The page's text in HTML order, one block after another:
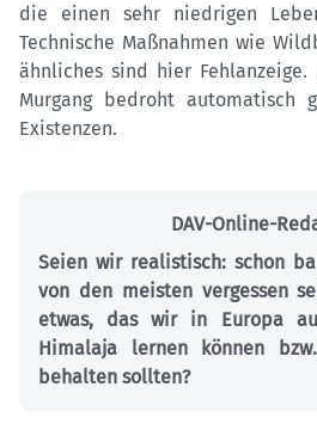
die einen sehr niedrigen
Technische Maßnahmen wie
ähnliches sind hier
Murgang bedroht automatisch
Existenzen.
DAV-Online-
Seien wir realistisch: schon
von den meisten vergessen
etwas, das wir in Europa
Himalaja lernen können
behalten sollten?